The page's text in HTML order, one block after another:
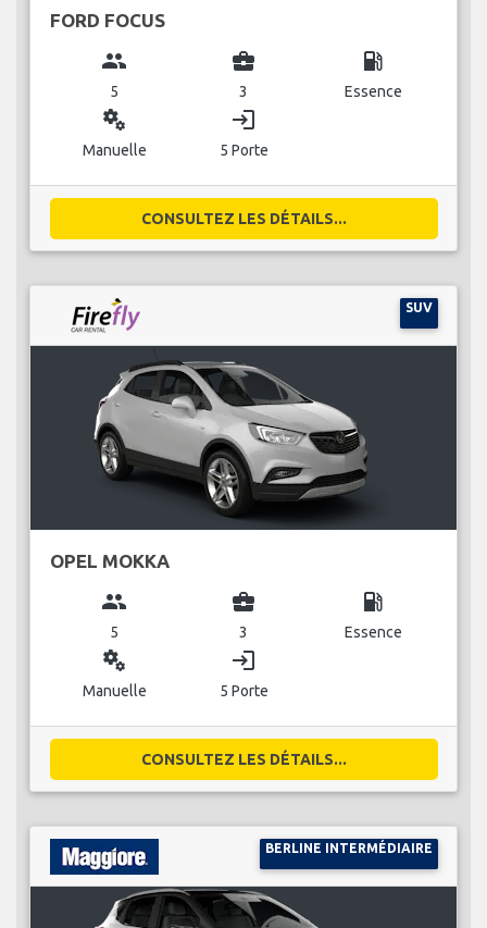
FORD FOCUS
group
5
business_center
3
local_gas_station
Essence
miscellaneous_services
Manuelle
login
5 Porte
CONSULTEZ LES DÉTAILS...
SUV
OPEL MOKKA
group
5
business_center
3
local_gas_station
Essence
miscellaneous_services
Manuelle
login
5 Porte
CONSULTEZ LES DÉTAILS...
BERLINE INTERMÉDIAIRE